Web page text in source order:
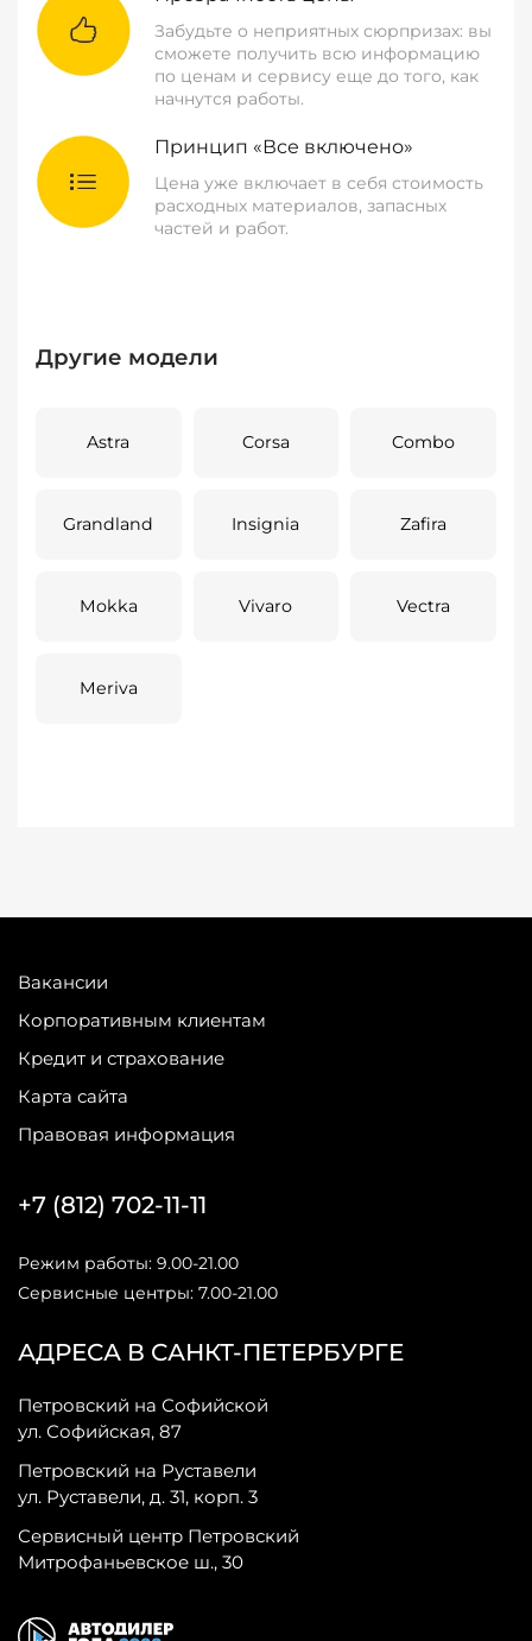
Забудьте о неприятных сюрпризах: вы
сможете получить всю информацию
по ценам и сервису еще до того, как
начнутся работы.
Принцип «Все включено»
Цена уже включает в себя стоимость
расходных материалов, запасных
частей и работ.
Другие модели
Astra Corsa Combo
Grandland Insignia Zafira
Mokka Vivaro Vectra
Meriva
Вакансии
Корпоративным клиентам
Кредит и страхование
Карта сайта
Правовая информация
АДРЕСА В САНКТ-ПЕТЕРБУРГЕ
Петровский на Софийской
ул. Софийская, 87
Петровский на Руставели
ул. Руставели, д. 31, корп. 3
Сервисный центр Петровский
Митрофаньевское ш., 30
+7 (812) 702-11-11
Режим работы: 9.00-21.00
Сервисные центры: 7.00-21.00